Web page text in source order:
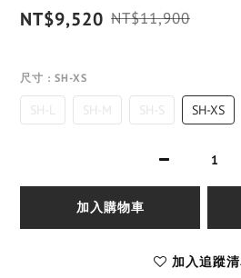
NT$9,520 NT$11,900
尺寸 : SH-XS
SH-L SH-M SH-S SH-XS
加入購物車
加入追蹤